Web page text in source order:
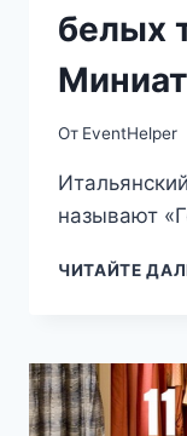
белых
От EventHelper
называют
ЧИТАЙТЕ